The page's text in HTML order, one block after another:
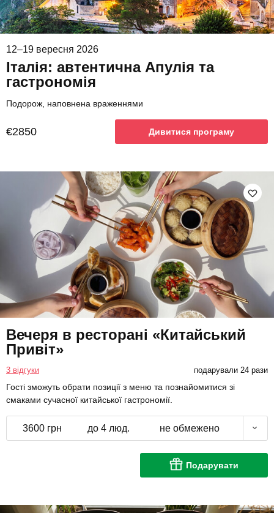
12–19 вересня 2026
Італія: автентична Апулія та
гастрономія
Подорож, наповнена враженнями
€2850 Дивитися програму
Вечеря в ресторані «Китайський
Привіт»
3 відгуки подарували 24 рази
Гості зможуть обрати позиції з меню та познайомитися зі
смаками сучасної китайської гастрономії.
3600 грн до 4 люд. не обмежено
Подарувати